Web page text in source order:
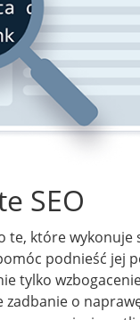
SEO
te, które wykonuje
podnieść jej
tylko
zadbanie o